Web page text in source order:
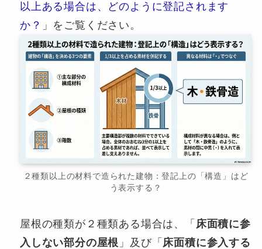
以上ある場合は、どのように登記されます
か？ 」をご覧ください。
２種類以上の材料で造られた建物：登記上の「構造」はど
う表示する？
屋根の種類が２種類ある場合は、「 床面積に参
入しない部分の屋根 」及び「 床面積に参入する